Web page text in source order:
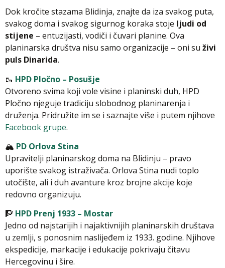
Dok kročite stazama Blidinja, znajte da iza svakog puta,
svakog doma i svakog sigurnog koraka stoje ljudi od
stijene – entuzijasti, vodiči i čuvari planine. Ova
planinarska društva nisu samo organizacije – oni su živi
puls Dinarida.
🥾 HPD Pločno – Posušje
Otvoreno svima koji vole visine i planinski duh, HPD
Pločno njeguje tradiciju slobodnog planinarenja i
druženja. Pridružite im se i saznajte više i putem njihove
Facebook grupe.
🏔️ PD Orlova Stina
Upravitelji planinarskog doma na Blidinju – pravo
uporište svakog istraživača. Orlova Stina nudi toplo
utočište, ali i duh avanture kroz brojne akcije koje
redovno organizuju.
🧗 HPD Prenj 1933 – Mostar
Jedno od najstarijih i najaktivnijih planinarskih društava
u zemlji, s ponosnim naslijeđem iz 1933. godine. Njihove
ekspedicije, markacije i edukacije pokrivaju čitavu
Hercegovinu i šire.